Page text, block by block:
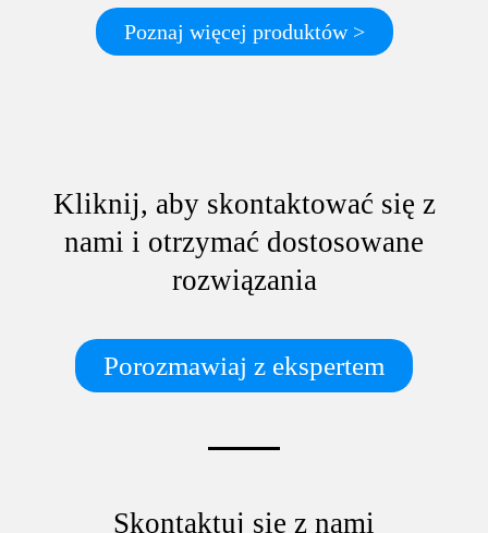
Poznaj więcej produktów >
Kliknij, aby skontaktować się z
nami i otrzymać dostosowane
rozwiązania
Porozmawiaj z ekspertem
Skontaktuj się z nami